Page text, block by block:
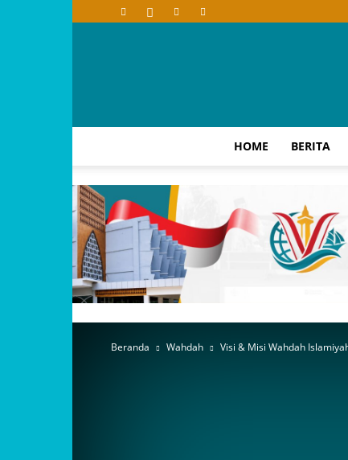
HOME BERITA
Beranda Wahdah Visi & Misi Wahdah